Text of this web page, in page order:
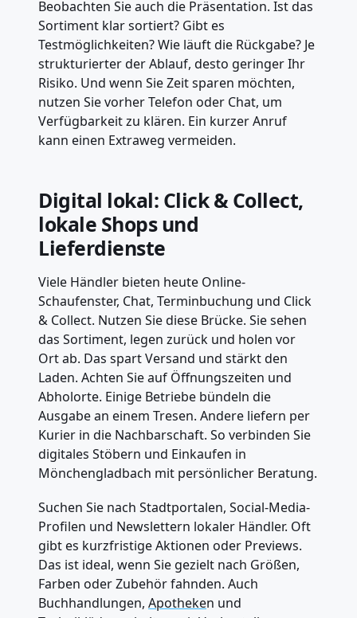
Beobachten Sie auch die Präsentation. Ist das
Sortiment klar sortiert? Gibt es
Testmöglichkeiten? Wie läuft die Rückgabe? Je
strukturierter der Ablauf, desto geringer Ihr
Risiko. Und wenn Sie Zeit sparen möchten,
nutzen Sie vorher Telefon oder Chat, um
Verfügbarkeit zu klären. Ein kurzer Anruf
kann einen Extraweg vermeiden.
Digital lokal: Click & Collect,
lokale Shops und
Lieferdienste
Viele Händler bieten heute Online-
Schaufenster, Chat, Terminbuchung und Click
& Collect. Nutzen Sie diese Brücke. Sie sehen
das Sortiment, legen zurück und holen vor
Ort ab. Das spart Versand und stärkt den
Laden. Achten Sie auf Öffnungszeiten und
Abholorte. Einige Betriebe bündeln die
Ausgabe an einem Tresen. Andere liefern per
Kurier in die Nachbarschaft. So verbinden Sie
digitales Stöbern und Einkaufen in
Mönchengladbach mit persönlicher Beratung.
Suchen Sie nach Stadtportalen, Social-Media-
Profilen und Newslettern lokaler Händler. Oft
gibt es kurzfristige Aktionen oder Previews.
Das ist ideal, wenn Sie gezielt nach Größen,
Farben oder Zubehör fahnden. Auch
Buchhandlungen, Apotheken und